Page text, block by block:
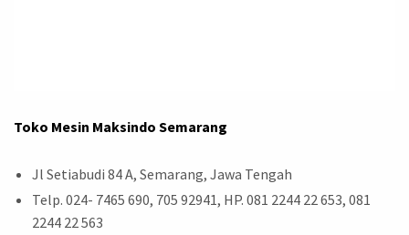
Toko Mesin Maksindo Semarang
Jl Setiabudi 84 A, Semarang, Jawa Tengah
Telp. 024- 7465 690, 705 92941, HP. 081 2244 22 653, 081
2244 22 563